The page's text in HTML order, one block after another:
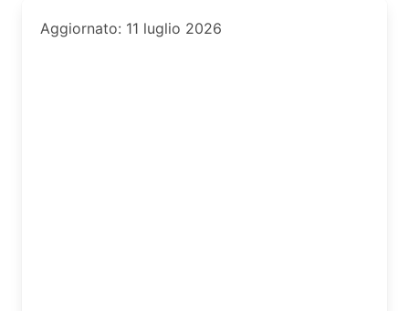
Aggiornato: 11 luglio 2026